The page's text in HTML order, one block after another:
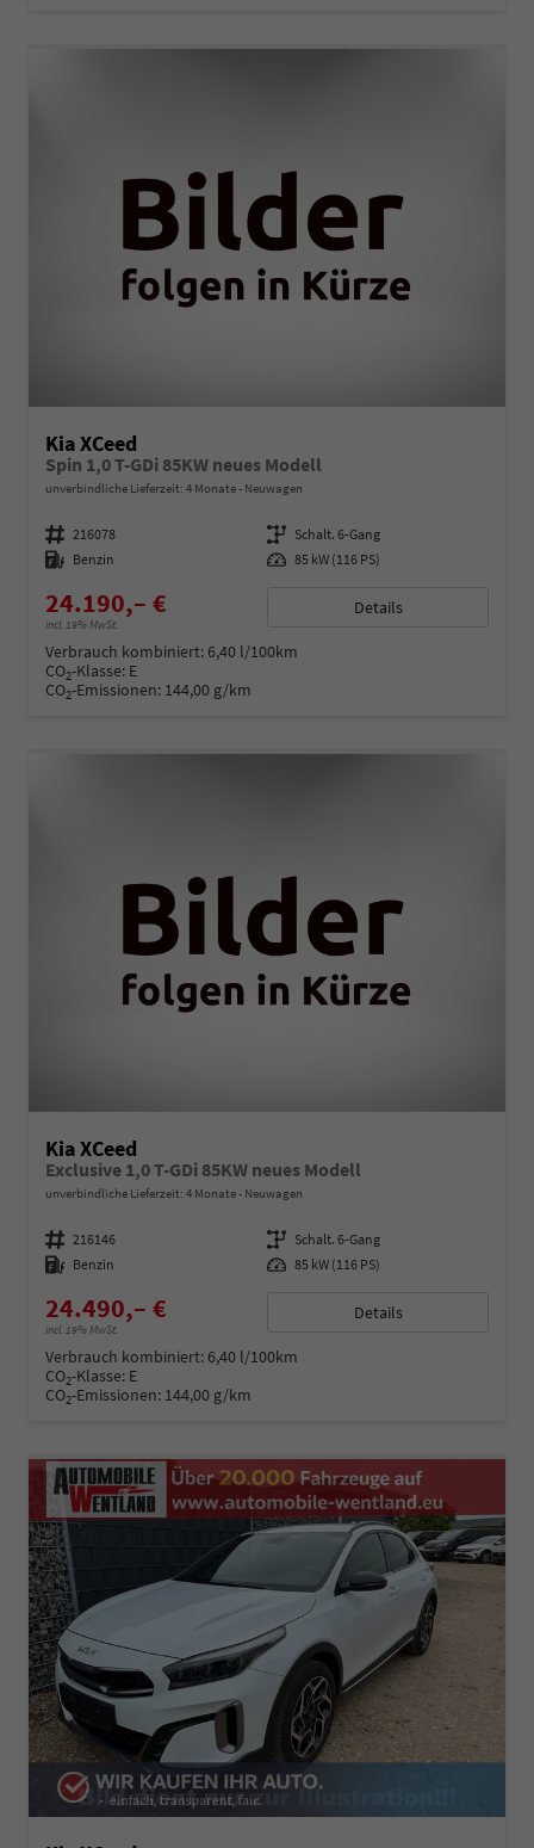
Kia XCeed
Spin 1,0 T-GDi 85KW neues Modell
unverbindliche Lieferzeit: 4 Monate Neuwagen
Fahrzeugnummer 216078 Getriebe Schalt. 6-Gang
Kraftstoff Benzin Leistung 85 kW (116 PS)
24.190,– €
incl. 19% MwSt.
Details
Verbrauch kombiniert:6,40 l/100km
CO2-Klasse: E
CO2-Emissionen: 144,00 g/km
Kia XCeed
Exclusive 1,0 T-GDi 85KW neues Modell
unverbindliche Lieferzeit: 4 Monate Neuwagen
Fahrzeugnummer 216146 Getriebe Schalt. 6-Gang
Kraftstoff Benzin Leistung 85 kW (116 PS)
24.490,– €
incl. 19% MwSt.
Details
Verbrauch kombiniert:6,40 l/100km
CO2-Klasse: E
CO2-Emissionen: 144,00 g/km